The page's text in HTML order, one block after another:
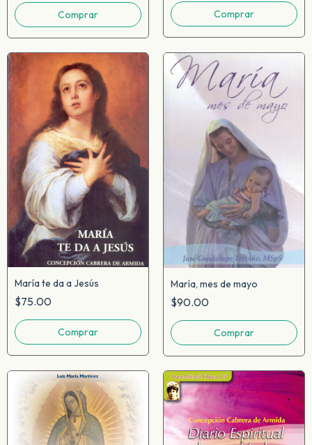
María te da a Jesús
$75.00
María, mes de mayo
$90.00